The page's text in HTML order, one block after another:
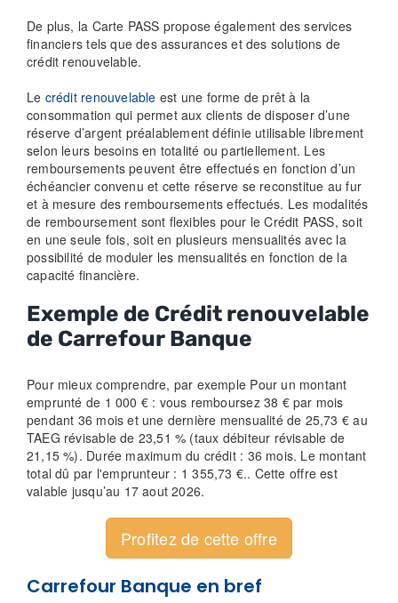
De plus, la Carte PASS propose également des services
financiers tels que des assurances et des solutions de
crédit renouvelable.
Le crédit renouvelable est une forme de prêt à la
consommation qui permet aux clients de disposer d’une
réserve d’argent préalablement définie utilisable librement
selon leurs besoins en totalité ou partiellement. Les
remboursements peuvent être effectués en fonction d’un
échéancier convenu et cette réserve se reconstitue au fur
et à mesure des remboursements effectués. Les modalités
de remboursement sont flexibles pour le Crédit PASS, soit
en une seule fois, soit en plusieurs mensualités avec la
possibilité de moduler les mensualités en fonction de la
capacité financière.
Exemple de Crédit renouvelable
de Carrefour Banque
Pour mieux comprendre, par exemple Pour un montant
emprunté de 1 000 € : vous remboursez 38 € par mois
pendant 36 mois et une dernière mensualité de 25,73 € au
TAEG révisable de 23,51 % (taux débiteur révisable de
21,15 %). Durée maximum du crédit : 36 mois. Le montant
total dû par l'emprunteur : 1 355,73 €.. Cette offre est
valable jusqu’au 17 aout 2026.
Profitez de cette offre
Carrefour Banque en bref